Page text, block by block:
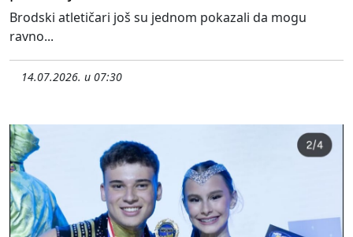
Brodski atletičari još su jednom pokazali da mogu
ravno...
14.07.2026. u 07:30